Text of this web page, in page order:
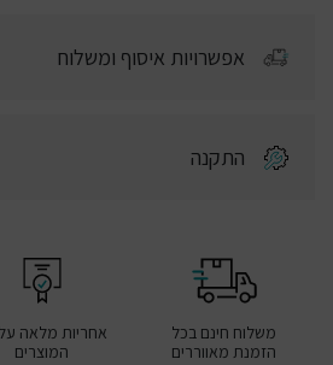
אפשרויות איסוף ומשלוח
התקנה
משלוח חינם בכל
הזמנת מאווררים
אחריות מלאה
המוצרים